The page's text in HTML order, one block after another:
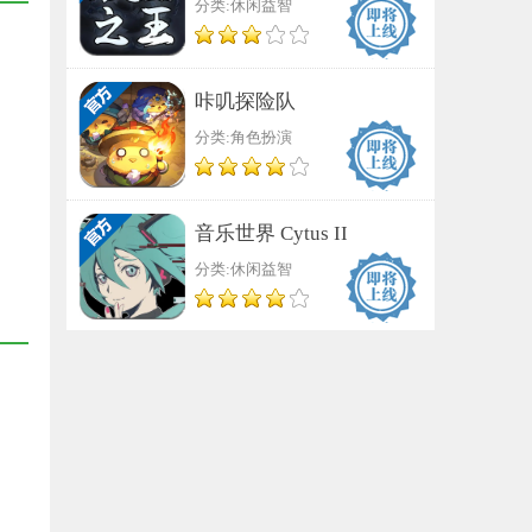
分类:休闲益智
咔叽探险队
分类:角色扮演
音乐世界 Cytus II
分类:休闲益智